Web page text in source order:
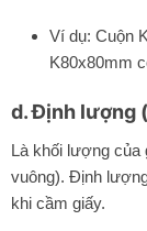
Ví dụ: Cuộn
K80x80mm
d. Định lượng
Là khối lượng của
vuông). Định
khi cầm giấy.